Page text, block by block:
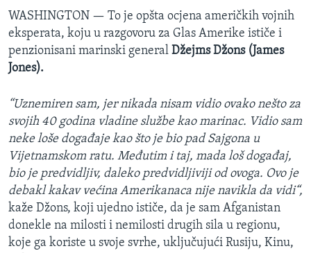
WASHINGTON — To je opšta ocjena američkih vojnih
eksperata, koju u razgovoru za Glas Amerike ističe i
penzionisani marinski general Džejms Džons (James
Jones).
“Uznemiren sam, jer nikada nisam vidio ovako nešto za
svojih 40 godina vladine službe kao marinac. Vidio sam
neke loše događaje kao što je bio pad Sajgona u
Vijetnamskom ratu. Međutim i taj, mada loš događaj,
bio je predvidljiv, daleko predvidljiviji od ovoga. Ovo je
debakl kakav većina Amerikanaca nije navikla da vidi“,
kaže Džons, koji ujedno ističe, da je sam Afganistan
donekle na milosti i nemilosti drugih sila u regionu,
koje ga koriste u svoje svrhe, uključujući Rusiju, Kinu,